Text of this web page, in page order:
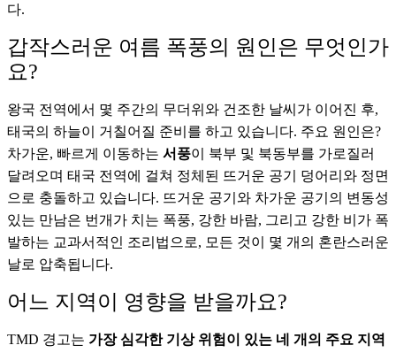
다.
갑작스러운 여름 폭풍의 원인은 무엇인가
요?
왕국 전역에서 몇 주간의 무더위와 건조한 날씨가 이어진 후,
태국의 하늘이 거칠어질 준비를 하고 있습니다. 주요 원인은?
차가운, 빠르게 이동하는 서풍이 북부 및 북동부를 가로질러
달려오며 태국 전역에 걸쳐 정체된 뜨거운 공기 덩어리와 정면
으로 충돌하고 있습니다. 뜨거운 공기와 차가운 공기의 변동성
있는 만남은 번개가 치는 폭풍, 강한 바람, 그리고 강한 비가 폭
발하는 교과서적인 조리법으로, 모든 것이 몇 개의 혼란스러운
날로 압축됩니다.
어느 지역이 영향을 받을까요?
TMD 경고는 가장 심각한 기상 위험이 있는 네 개의 주요 지역